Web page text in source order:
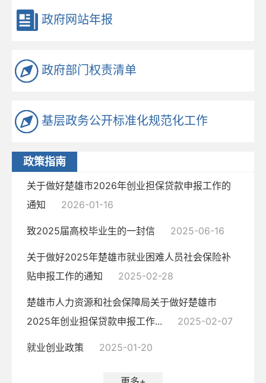
政府网站年报
政府部门权责清单
基层政务公开标准化规范化工作
政策指南
关于做好楚雄市2026年创业担保贷款申报工作的
通知
2026-01-16
致2025届高校毕业生的一封信 2025-06-16
关于做好2025年楚雄市就业困难人员社会保险补
贴申报工作的通知
2025-02-28
楚雄市人力资源和社会保障局关于做好楚雄市
2025年创业担保贷款申报工作...
2025-02-07
就业创业政策 2025-01-20